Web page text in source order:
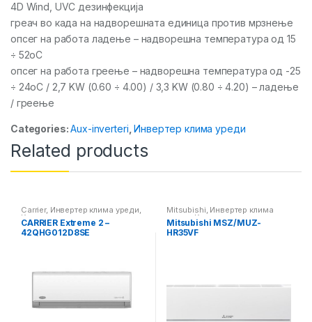
4D Wind, UVC дезинфекција
греач во када на надворешната единица против мрзнење
опсег на работа ладење – надворешна температура од 15
÷ 52oC
опсег на работа греење – надворешна температура од -25
÷ 24oC / 2,7 KW (0.60 ÷ 4.00) / 3,3 KW (0.80 ÷ 4.20) – ладење
/ греење
Categories:Aux-inverteri ,Инвертер клима уреди
Related products
Carrier, Инвертер клима уреди,
Клима уреди
CARRIER Extreme 2 –
42QHG012D8SE
Mitsubishi, Инвертер клима
уреди , Клима уреди
Mitsubishi MSZ/MUZ-
HR35VF